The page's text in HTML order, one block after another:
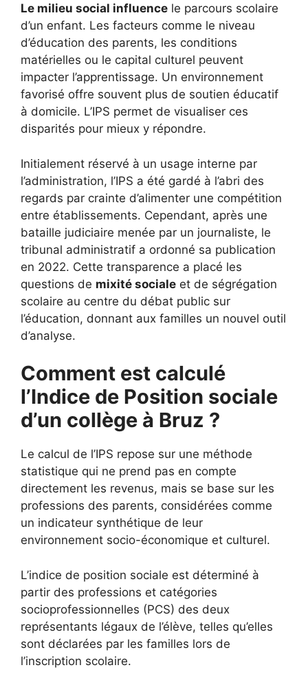
Le milieu social influence le parcours scolaire
d’un enfant. Les facteurs comme le niveau
d’éducation des parents, les conditions
matérielles ou le capital culturel peuvent
impacter l’apprentissage. Un environnement
favorisé offre souvent plus de soutien éducatif
à domicile. L’IPS permet de visualiser ces
disparités pour mieux y répondre.
Initialement réservé à un usage interne par
l’administration, l’IPS a été gardé à l’abri des
regards par crainte d’alimenter une compétition
entre établissements. Cependant, après une
bataille judiciaire menée par un journaliste, le
tribunal administratif a ordonné sa publication
en 2022. Cette transparence a placé les
questions de mixité sociale et de ségrégation
scolaire au centre du débat public sur
l’éducation, donnant aux familles un nouvel outil
d’analyse.
Comment est calculé
l’Indice de Position sociale
d’un collège à Bruz ?
Le calcul de l’IPS repose sur une méthode
statistique qui ne prend pas en compte
directement les revenus, mais se base sur les
professions des parents, considérées comme
un indicateur synthétique de leur
environnement socio-économique et culturel.
L’indice de position sociale est déterminé à
partir des professions et catégories
socioprofessionnelles (PCS) des deux
représentants légaux de l’élève, telles qu’elles
sont déclarées par les familles lors de
l’inscription scolaire.